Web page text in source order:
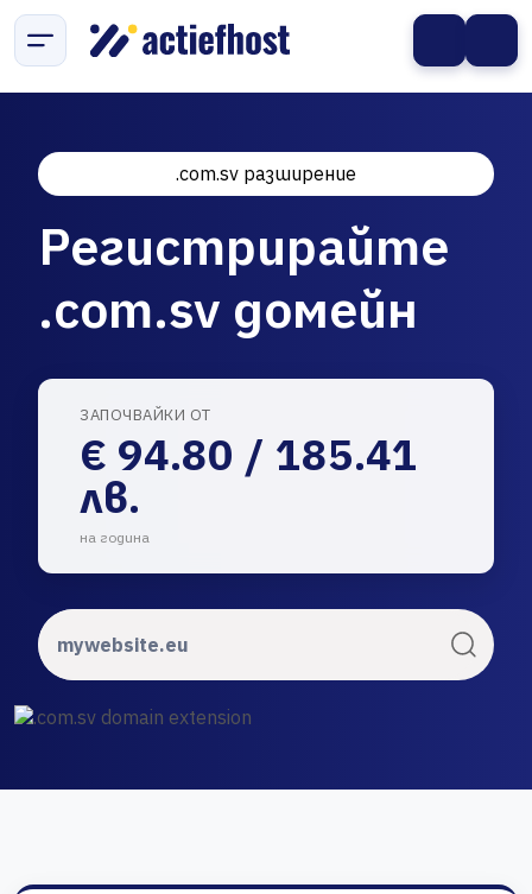
.com.sv разширение
Регистрирайте
.com.sv домейн
ЗАПОЧВАЙКИ ОТ
€ 94.80 / 185.41
лв.
на година